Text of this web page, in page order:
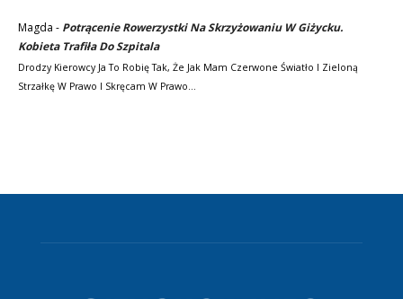
Magda - Potrącenie Rowerzystki Na Skrzyżowaniu W Giżycku.
Kobieta Trafiła Do Szpitala
Drodzy Kierowcy Ja To Robię Tak, Że Jak Mam Czerwone Światło I Zieloną
Strzałkę W Prawo I Skręcam W Prawo…